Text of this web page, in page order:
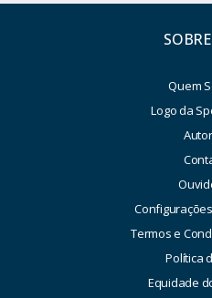
Quem
Logo da
Termos e
Política
Equidade